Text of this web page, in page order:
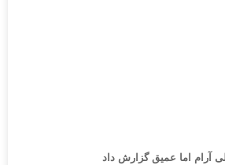
آرام اما عمیق گزارش داد